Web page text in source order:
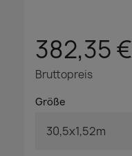
382,35 €
Bruttopreis
Größe